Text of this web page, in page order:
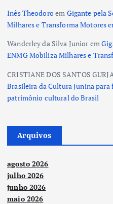
Inês Theodoroem Gigante pela
Milhares e Transforma Motores
Wanderley da Silva Juniorem
ENMG Mobiliza Milhares e
CRISTIANE DOS SANTOS
Brasileira da Cultura Junina
patrimônio cultural do Brasil
Arquivos
agosto 2026
julho 2026
junho 2026
maio 2026